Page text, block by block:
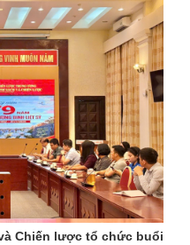
Chiến lược tổ chức buổi